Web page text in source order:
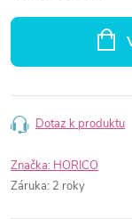
Dotaz k produktu
Značka: HORICO
Záruka: 2 roky